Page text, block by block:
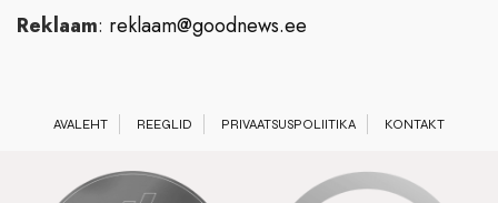
Reklaam: reklaam@goodnews.ee
AVALEHT REEGLID PRIVAATSUSPOLIITIKA KONTAKT